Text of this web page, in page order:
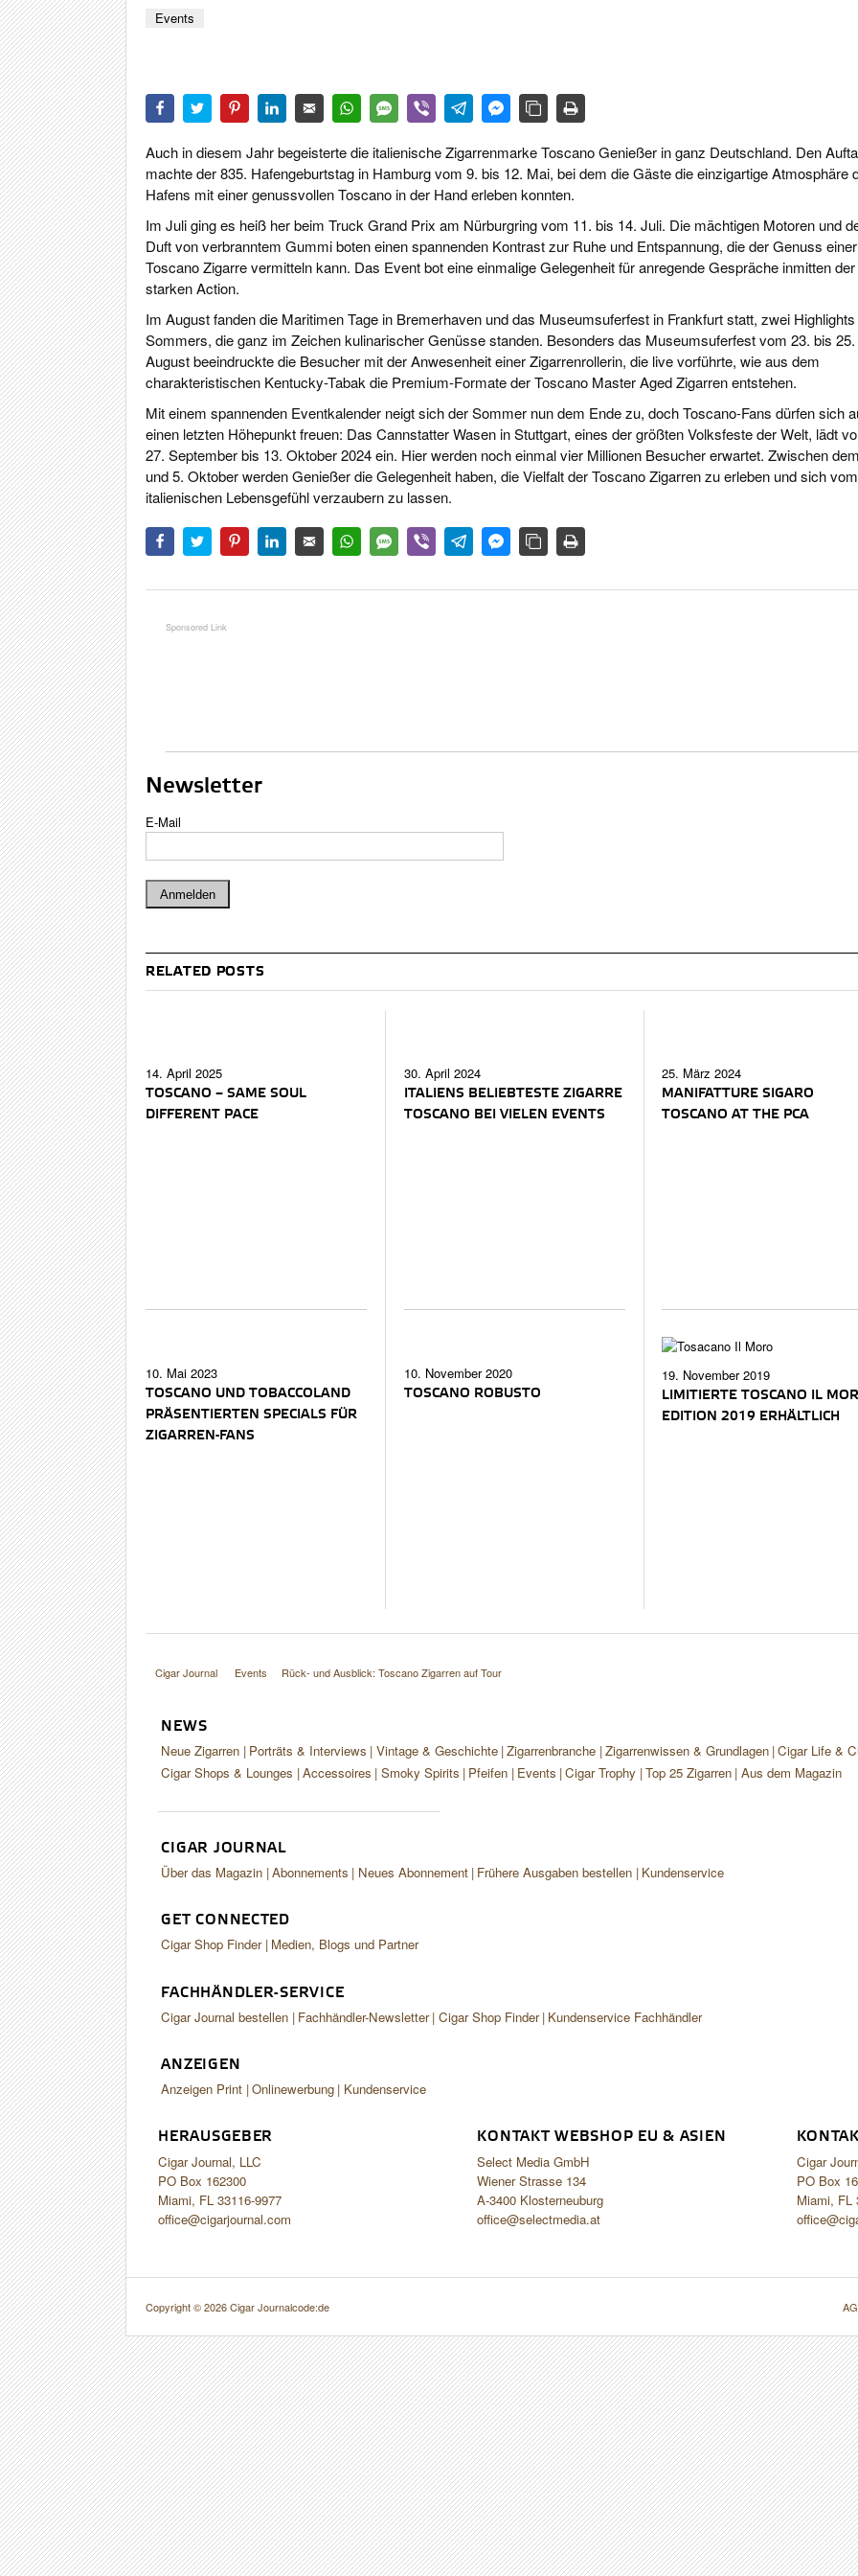
ZIGARRENBRANCHE
Events
Auch in diesem Jahr begeisterte die italienische Zigarrenmarke Toscano Genießer in ganz Deutschland. Den
machte der 835. Hafengeburtstag in Hamburg vom 9. bis 12. Mai, bei dem die Gäste die einzigartige Atmosphäre
Hafens mit einer genussvollen Toscano in der Hand erleben konnten.
Im Juli ging es heiß her beim Truck Grand Prix am Nürburgring vom 11. bis 14. Juli. Die mächtigen Motoren und
Duft von verbranntem Gummi boten einen spannenden Kontrast zur Ruhe und Entspannung, die der Genuss einer
Toscano Zigarre vermitteln kann. Das Event bot eine einmalige Gelegenheit für anregende Gespräche inmitten
starken Action.
Im August fanden die Maritimen Tage in Bremerhaven und das Museumsuferfest in Frankfurt statt, zwei
Sommers, die ganz im Zeichen kulinarischer Genüsse standen. Besonders das Museumsuferfest vom 23. bis 25.
August beeindruckte die Besucher mit der Anwesenheit einer Zigarrenrollerin, die live vorführte, wie aus dem
charakteristischen Kentucky-Tabak die Premium-Formate der Toscano Master Aged Zigarren entstehen.
Mit einem spannenden Eventkalender neigt sich der Sommer nun dem Ende zu, doch Toscano-Fans dürfen sich
einen letzten Höhepunkt freuen: Das Cannstatter Wasen in Stuttgart, eines der größten Volksfeste der Welt, lädt
27. September bis 13. Oktober 2024 ein. Hier werden noch einmal vier Millionen Besucher erwartet. Zwischen
und 5. Oktober werden Genießer die Gelegenheit haben, die Vielfalt der Toscano Zigarren zu erleben und sich vom
italienischen Lebensgefühl verzaubern zu lassen.
Newsletter
E-Mail
RELATED POSTS
14. April 2025
TOSCANO – SAME SOUL
DIFFERENT PACE
30. April 2024
ITALIENS BELIEBTESTE ZIGARRE
TOSCANO BEI VIELEN EVENTS
25. März 2024
MANIFATTURE SIGARO
TOSCANO AT THE PCA
10. Mai 2023
TOSCANO UND TOBACCOLAND
PRÄSENTIERTEN SPECIALS FÜR
ZIGARREN-FANS
10. November 2020
TOSCANO ROBUSTO
19. November 2019
LIMITIERTE TOSCANO IL
EDITION 2019 ERHÄLTLICH
Cigar Journal Events Rück- und Ausblick: Toscano Zigarren auf Tour
NEWS
Neue Zigarren Porträts & Interviews Vintage & Geschichte Zigarrenbranche Zigarrenwissen & Grundlagen Cigar Life &
Cigar Shops & Lounges Accessoires Smoky Spirits Pfeifen Events Cigar Trophy Top 25 Zigarren Aus dem Magazin
CIGAR JOURNAL
Über das Magazin Abonnements Neues Abonnement Frühere Ausgaben bestellen Kundenservice
GET CONNECTED
Cigar Shop Finder Medien, Blogs und Partner
FACHHÄNDLER-SERVICE
Cigar Journal bestellen Fachhändler-Newsletter Cigar Shop Finder Kundenservice Fachhändler
ANZEIGEN
Anzeigen Print Onlinewerbung Kundenservice
HERAUSGEBER
Cigar Journal, LLC
PO Box 162300
Miami, FL 33116-9977
office@cigarjournal.com
KONTAKT WEBSHOP EU & ASIEN
Select Media GmbH
Wiener Strasse 134
A-3400 Klosterneuburg
office@selectmedia.at
Cigar
PO Box
Miami, FL
Copyright © 2026 Cigar Journalcode:de